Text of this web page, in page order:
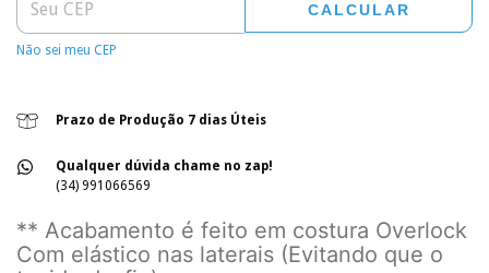
CALCULAR
Não sei meu CEP
Prazo de Produção 7 dias Úteis
Qualquer dúvida chame no zap!
(34) 991066569
** Acabamento é feito em costura Overlock
Com elástico nas laterais (Evitando que o